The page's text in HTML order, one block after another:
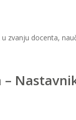
zvanju docenta,